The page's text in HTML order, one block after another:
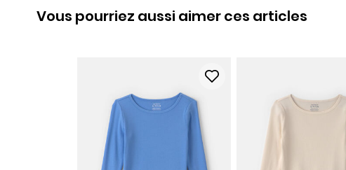
Vous pourriez aussi aimer ces articles